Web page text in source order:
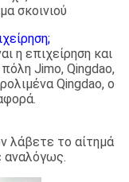
σκοινιού
η επιχείρηση και
Jimo, Qingdao,
Qingdao, ο
λάβετε το αίτημά
αναλόγως.